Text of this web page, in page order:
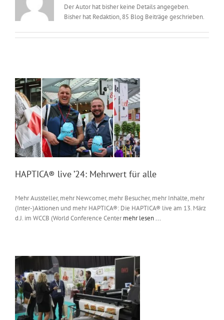
Kontakt
Messen & Events
Wissen
Product Guide
Jobshop
Suche
nach:
Der Autor hat bisher keine Details angegeben.
Bisher hat Redaktion, 85 Blog Beiträge geschrieben.
HAPTICA® live ’24: Mehrwert für alle
Mehr Aussteller, mehr Newcomer, mehr Besucher, mehr Inhalte, mehr
(Inter-)Aktionen und mehr HAPTICA®: Die HAPTICA® live am 13. März
d.J. im WCCB (World Conference Centermehr lesen ...